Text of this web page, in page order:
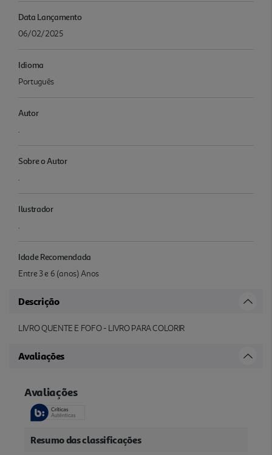
Data Lançamento
06/02/2025
Idioma
Português
Autor
.
Sobre o Autor
.
Ilustrador
.
Idade Recomendada
Entre 3 e 6 (anos) Anos
Descrição
LIVRO QUENTE E FOFO - LIVRO PARA COLORIR
Avaliações